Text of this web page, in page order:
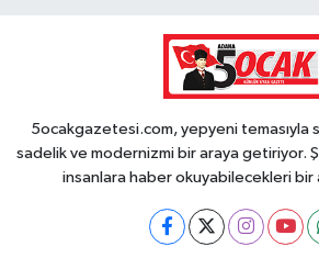
5ocakgazetesi.com, yepyeni temasıyla
sadelik ve modernizmi bir araya getiriyor.
insanlara haber okuyabilecekleri bir